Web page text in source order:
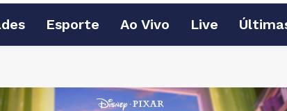
Esporte Ao Vivo Live